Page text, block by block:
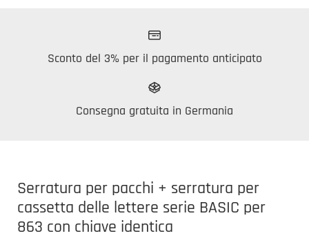
Sconto del 3% per il pagamento anticipato
Consegna gratuita in Germania
Serratura per pacchi + serratura per
cassetta delle lettere serie BASIC per
863 con chiave identica